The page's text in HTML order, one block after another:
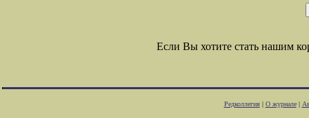
Если Вы хотите стать нашим
Редколлегия| О журнале|